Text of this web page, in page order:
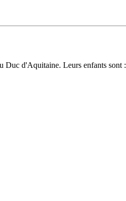
Duc d'Aquitaine. Leurs enfants sont :